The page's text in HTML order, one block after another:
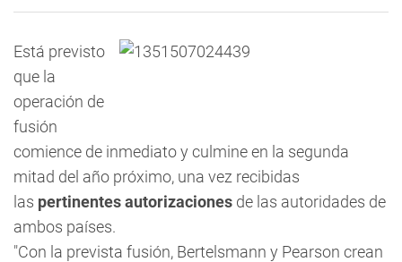
Está previsto
que la
operación de
fusión
comience de inmediato y culmine en la segunda
mitad del año próximo, una vez recibidas
las pertinentes autorizaciones de las autoridades de
ambos países.
"Con la prevista fusión, Bertelsmann y Pearson crean